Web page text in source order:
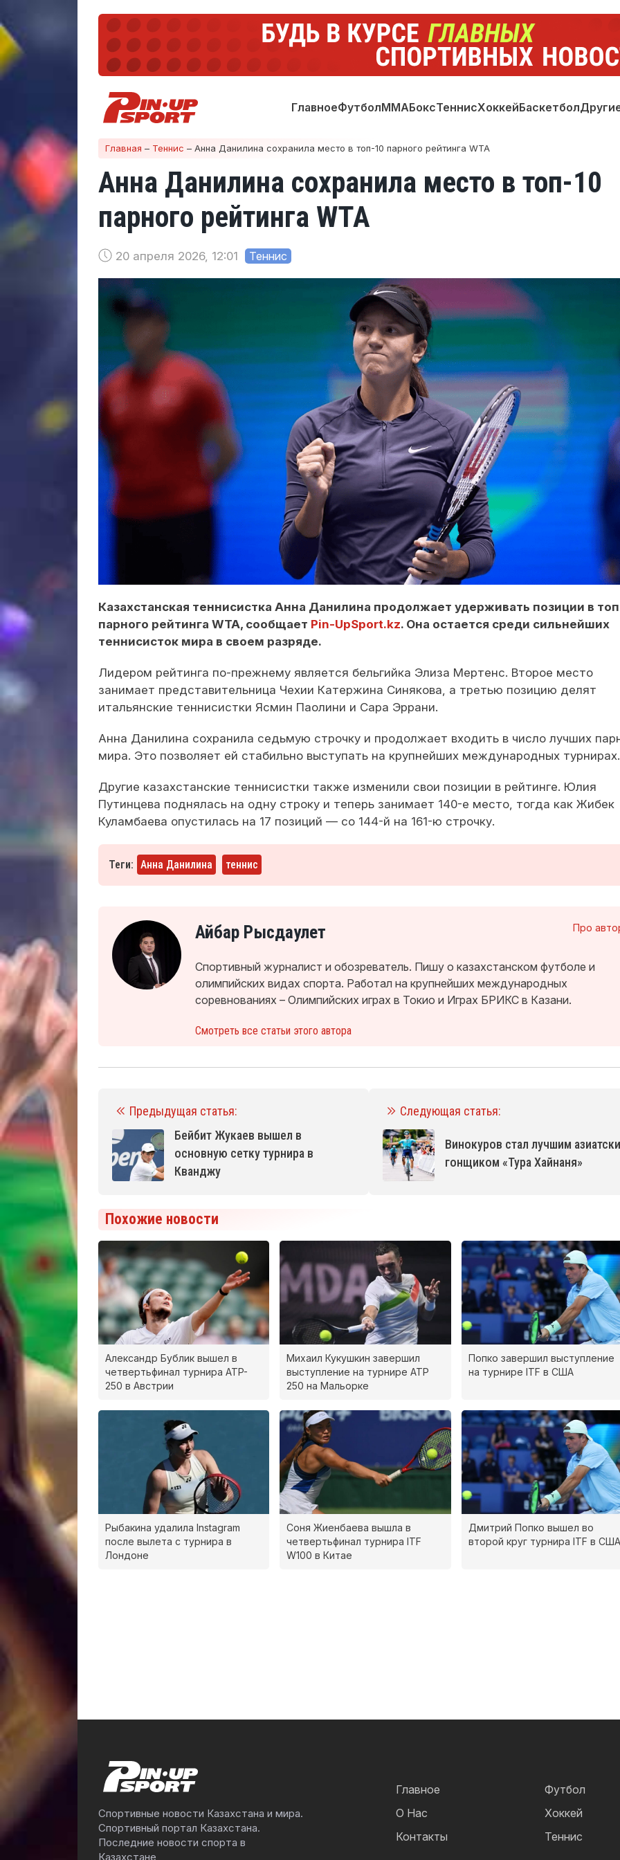
ГлавноеФутболММАБоксТеннисХоккейБаскетбол
Главная – Теннис – Анна Данилина сохранила место в топ-10 парного рейтинга WTA
Анна Данилина сохранила место в топ-10
парного рейтинга WTA
20 апреля 2026, 12:01 Теннис
Казахстанская теннисистка Анна Данилина продолжает удерживать позиции в
парного рейтинга WTA, сообщает Pin-UpSport.kz. Она остается среди сильнейших
теннисисток мира в своем разряде.
Лидером рейтинга по-прежнему является бельгийка Элиза Мертенс. Второе место
занимает представительница Чехии Катержина Синякова, а третью позицию делят
итальянские теннисистки Ясмин Паолини и Сара Эррани.
Анна Данилина сохранила седьмую строчку и продолжает входить в число лучших
мира. Это позволяет ей стабильно выступать на крупнейших международных турнирах.
Другие казахстанские теннисистки также изменили свои позиции в рейтинге. Юлия
Путинцева поднялась на одну строку и теперь занимает 140-е место, тогда как Жибек
Куламбаева опустилась на 17 позиций — со 144-й на 161-ю строчку.
Теги: Анна Данилина теннис
Про
Айбар Рысдаулет
Спортивный журналист и обозреватель. Пишу о казахстанском футболе и
олимпийских видах спорта. Работал на крупнейших международных
соревнованиях – Олимпийских играх в Токио и Играх БРИКС в Казани.
Смотреть все статьи этого автора
Предыдущая статья:
Бейбит Жукаев вышел в
основную сетку турнира в
Кванджу
Следующая статья:
Винокуров стал лучшим
гонщиком «Тура Хайнаня»
Похожие новости
Александр Бублик вышел в
четвертьфинал турнира ATP-
250 в Австрии
Михаил Кукушкин завершил
выступление на турнире ATP
250 на Мальорке
Попко завершил выступление
на турнире ITF в США
Рыбакина удалила Instagram
после вылета с турнира в
Лондоне
Соня Жиенбаева вышла в
четвертьфинал турнира ITF
W100 в Китае
Дмитрий Попко вышел во
второй круг турнира ITF в США
Спортивные новости Казахстана и мира.
Спортивный портал Казахстана.
Последние новости спорта в
Казахстане
Главное
О Нас
Контакты
Футбол
Хоккей
Теннис